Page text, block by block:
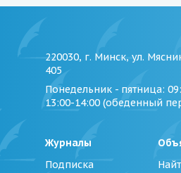
220030, г. Минск, ул.
405
Понедельник - пятница:
13:00-14:00 (обеденный
Журналы
Подписка